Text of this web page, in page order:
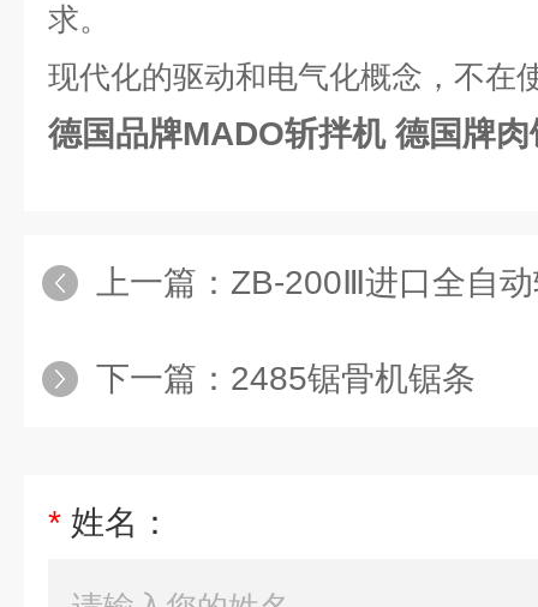
求。
现代化的驱动和电气化概念，不在
德国品牌MADO斩拌机 德国牌肉
上一篇： ZB-200Ⅲ进口全自动斩
下一篇： 2485锯骨机锯条
* 姓名：